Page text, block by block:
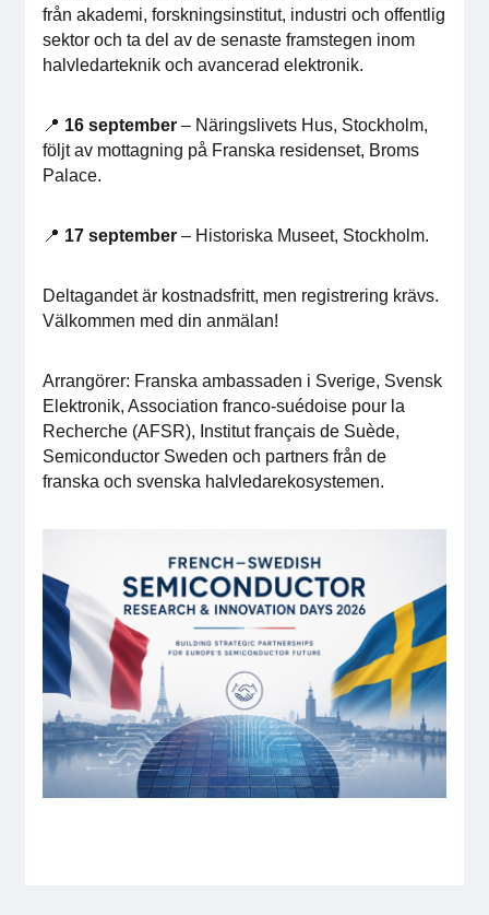
Handböcker
Direktiv och regler
Fokusgrupper
Elektronikmässan
Stora Elektronikdagen
Om oss
Medlemskap
Våra medlemmar
Sektioner & Forum
Svensk Elektronik i media
SCAPE 2026
från akademi, forskningsinstitut, industri och offentlig
sektor och ta del av de senaste framstegen inom
halvledarteknik och avancerad elektronik.
📍 16 september – Näringslivets Hus, Stockholm,
följt av mottagning på Franska residenset, Broms
Palace.
📍 17 september – Historiska Museet, Stockholm.
Deltagandet är kostnadsfritt, men registrering krävs.
Välkommen med din anmälan!
Arrangörer: Franska ambassaden i Sverige, Svensk
Elektronik, Association franco-suédoise pour la
Recherche (AFSR), Institut français de Suède,
Semiconductor Sweden och partners från de
franska och svenska halvledarekosystemen.